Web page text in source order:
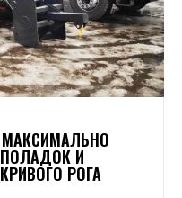
И
РОГА